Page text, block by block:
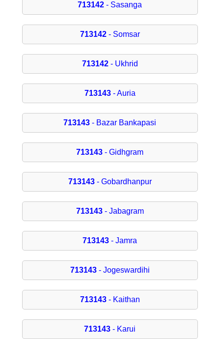
713142 - Sasanga
713142- Somsar
713142- Ukhrid
713143- Auria
713143 - Bazar Bankapasi
713143 - Gidhgram
713143- Gobardhanpur
713143- Jabagram
713143 - Jamra
713143- Jogeswardihi
713143- Kaithan
713143 - Karui